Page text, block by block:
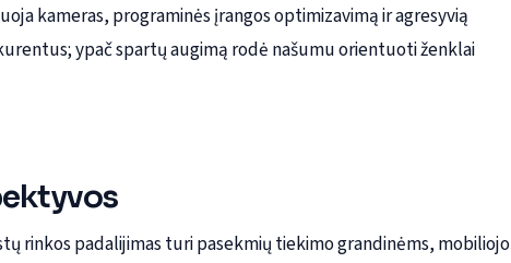
kameras, programinės įrangos optimizavimą ir agresyvią
ypač spartų augimą rodė našumu orientuoti ženklai
rinkos padalijimas turi pasekmių tiekimo grandinėms, mobiliojo